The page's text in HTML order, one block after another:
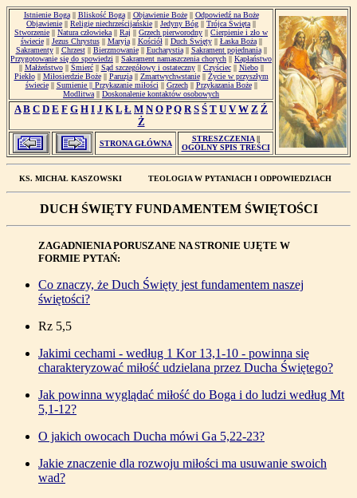
Istnienie Boga|| Bliskość Boga|| Objawienie Boże|| Odpowiedź na Boże
Objawienie || Religie niechrześcijańskie || Jedyny Bóg || Trójca Święta ||
Stworzenie || Natura człowieka || Raj || Grzech pierworodny || Cierpienie i zło w
świecie|| Jezus Chrystus|| Maryja|| Kościół|| Duch Święty|| Łaska Boża||
Sakramenty|| Chrzest|| Bierzmowanie|| Eucharystia|| Sakrament pojednania||
Przygotowanie się do spowiedzi || Sakrament namaszczenia chorych || Kapłaństwo
|| Małżeństwo|| Śmierć|| Sąd szczegółowy i ostateczny|| Czyściec|| Niebo||
Piekło|| Miłosierdzie Boże|| Paruzja|| Zmartwychwstanie|| Życie w przyszłym
świecie|| Sumienie || Przykazanie miłości || Grzech|| Przykazania Boże||
Modlitwa || Doskonalenie kontaktów osobowych
A B C D E F G H I J K L Ł M N O P Q R S Ś T U V W Z Ź
Ż
STRONA GŁÓWNA
STRESZCZENIA||
OGÓLNY SPIS TREŚCI
KS. MICHAŁ KASZOWSKI TEOLOGIA W PYTANIACH I ODPOWIEDZIACH
DUCH ŚWIĘTY FUNDAMENTEM ŚWIĘTOŚCI
ZAGADNIENIA PORUSZANE NA STRONIE UJĘTE W
FORMIE PYTAŃ:
Co znaczy, że Duch Święty jest fundamentem naszej
świętości?
Rz 5,5
Jakimi cechami - według 1 Kor 13,1-10 - powinna się
charakteryzować miłość udzielana przez Ducha Świętego?
Jak powinna wyglądać miłość do Boga i do ludzi według Mt
5,1-12?
O jakich owocach Ducha mówi Ga 5,22-23?
Jakie znaczenie dla rozwoju miłości ma usuwanie swoich
wad?